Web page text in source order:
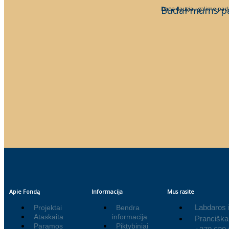
Būdai mums
Daug daugiau galime
Apie Fondą
Projektai
Ataskaita
Paramos
Informacija
Bendra
informacija
Piktybiniai
Mus rasite
Labdaros